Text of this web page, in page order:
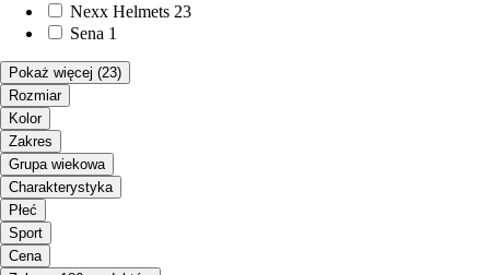
Nexx Helmets 23
Sena 1
Pokaż więcej (23)
Rozmiar
Kolor
Zakres
Grupa wiekowa
Charakterystyka
Płeć
Sport
Cena